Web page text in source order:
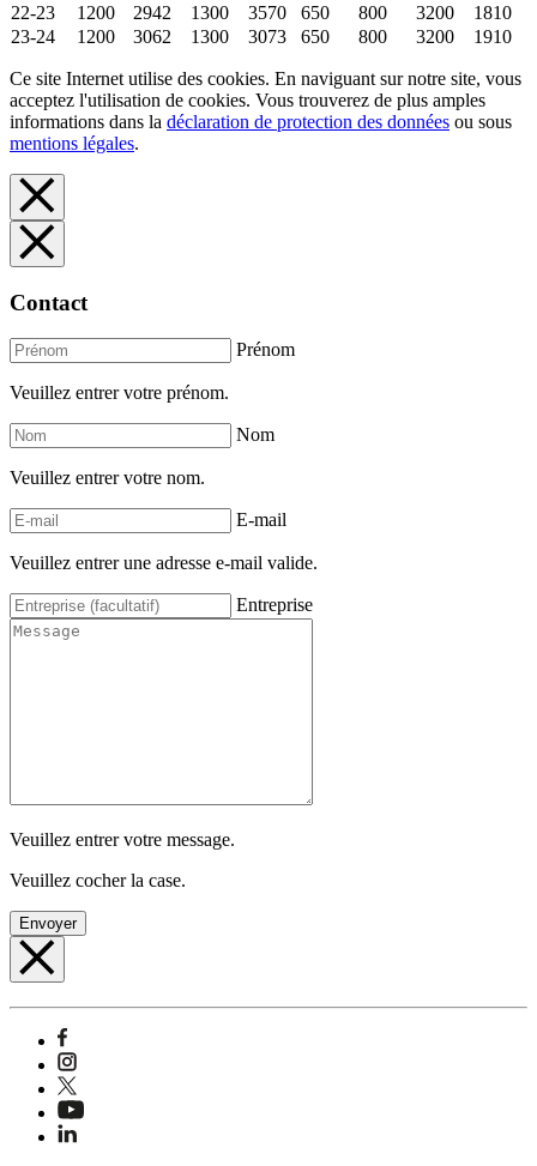
22-23 1200 2942 1300 3570 650 800 3200
1810
23-24
1200 3062 1300 3073 650 800 3200 1910
Ce site Internet utilise des cookies. En naviguant sur notre site, vous
acceptez l'utilisation de cookies. Vous trouverez de plus amples
informations dans la déclaration de protection des données ou sous
mentions légales.
Contact
Prénom
Veuillez entrer votre prénom.
Nom
Veuillez entrer votre nom.
E-mail
Veuillez entrer une adresse e-mail valide.
Entreprise
Veuillez entrer votre message.
Veuillez cocher la case.
Envoyer